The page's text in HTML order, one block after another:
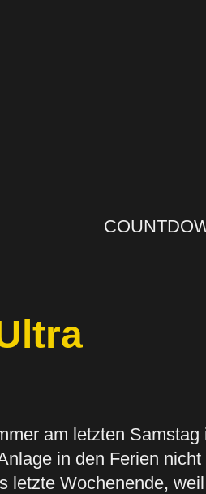
am letzten
in den Ferien
letzte Wochenende,